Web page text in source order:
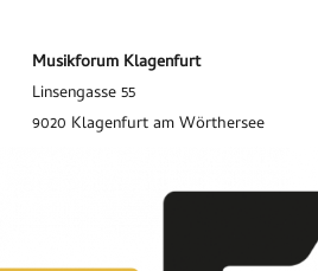
Musikforum Klagenfurt
Linsengasse 55
9020 Klagenfurt am Wörthersee